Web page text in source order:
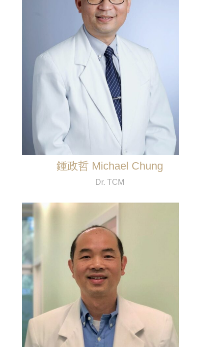
鍾政哲 Michael Chung
Dr. TCM